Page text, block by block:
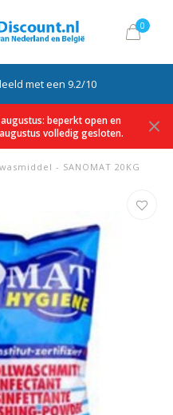
0
met een 9.2/10
beperkt open en
volledig gesloten.
- SANOMAT 20KG